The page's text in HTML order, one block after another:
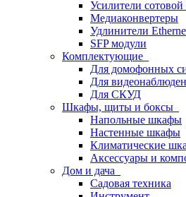
Усилители сотовой
Медиаконвертеры
Удлинители
SFP модули
Комплектующие
Для домофонных
Для
Для СКУД
Шкафы, щиты и боксы
Напольные шкафы
Настенные шкафы
Климатические
Аксессуары и
Дом и дача
Садовая техника